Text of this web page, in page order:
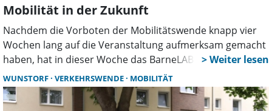
Mobilität in der Zukunft
Nachdem die Vorboten der Mobilitätswende knapp vier
Wochen lang auf die Veranstaltung aufmerksam gemacht
haben, hat in dieser Woche das BarneLAB stattgefunden,
eine Zukunftswerkstatt in der Veränderungswünsche und
Ideen der Bürger gesammelt worden sind. Und dabei kam
einiges zusammen.
WUNSTORF VERKEHRSWENDE MOBILITÄT